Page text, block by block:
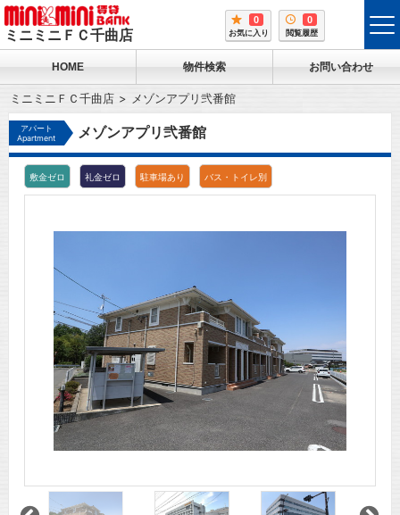
ミニミニＦＣ千曲店
0
お気に入り
0
閲覧履歴
HOME 物件検索 お問い合わせ
ミニミニＦＣ千曲店 メゾンアプリ弐番館
アパート
Apartment
メゾンアプリ弐番館
敷金ゼロ 礼金ゼロ 駐車場あり バス・トイレ別